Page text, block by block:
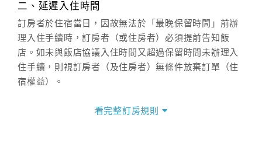
(07)9682715 。
二、延遲入住時間
訂房者於住宿當日，因故無法於「最晚保留時間」前辦
理入住手續時，訂房者（或住房者）必須提前告知飯
店。如未與飯店協議入住時間又超過保留時間未辦理入
住手續，則視訂房者（及住房者）無條件放棄訂單（住
宿權益）。
看完整訂房規則